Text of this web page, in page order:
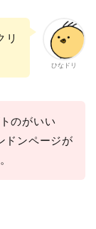
ひなドリ
リ
のがいい
ドンページが